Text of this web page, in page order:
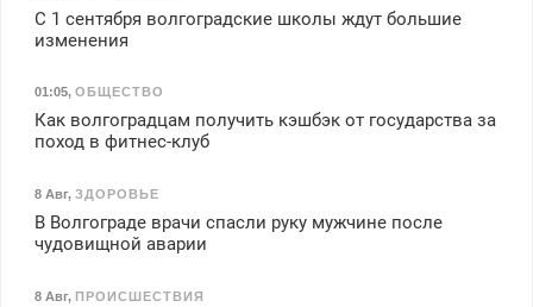
С 1 сентября волгоградские школы ждут большие
изменения
01:05, ОБЩЕСТВО
Как волгоградцам получить кэшбэк от государства за
поход в фитнес-клуб
8 Авг, ЗДОРОВЬЕ
В Волгограде врачи спасли руку мужчине после
чудовищной аварии
8 Авг, ПРОИСШЕСТВИЯ